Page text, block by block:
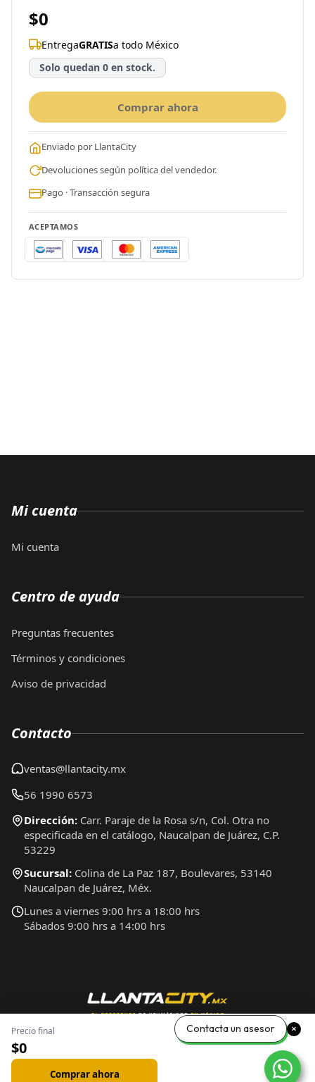
$0
EntregaGRATISa todo México
Solo quedan 0 en stock.
Comprar ahora
Enviado por LlantaCity
Devoluciones según política del vendedor.
Pago · Transacción segura
ACEPTAMOS
Precio final
$0
Comprar ahora
Mi cuenta
Mi cuenta
Centro de ayuda
Preguntas frecuentes
Términos y condiciones
Aviso de privacidad
Contacto
ventas@llantacity.mx
56 1990 6573
Dirección: Carr. Paraje de la Rosa s/n, Col. Otra no
especificada en el catálogo, Naucalpan de Juárez, C.P.
53229
Sucursal: Colina de La Paz 187, Boulevares, 53140
Naucalpan de Juárez, Méx.
Lunes a viernes 9:00 hrs a 18:00 hrs
Sábados 9:00 hrs a 14:00 hrs
Contacta un asesor